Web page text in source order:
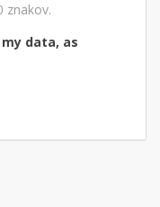
znakov.
data, as